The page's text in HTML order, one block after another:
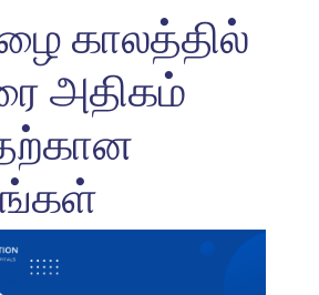
காலத்தில்
அதிகம்